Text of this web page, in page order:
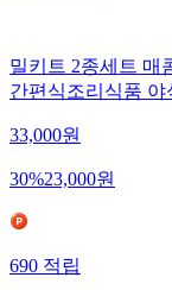
밀키트 2종세트 매
간편식조리식품 야
33,000원
30%23,000원
690 적립